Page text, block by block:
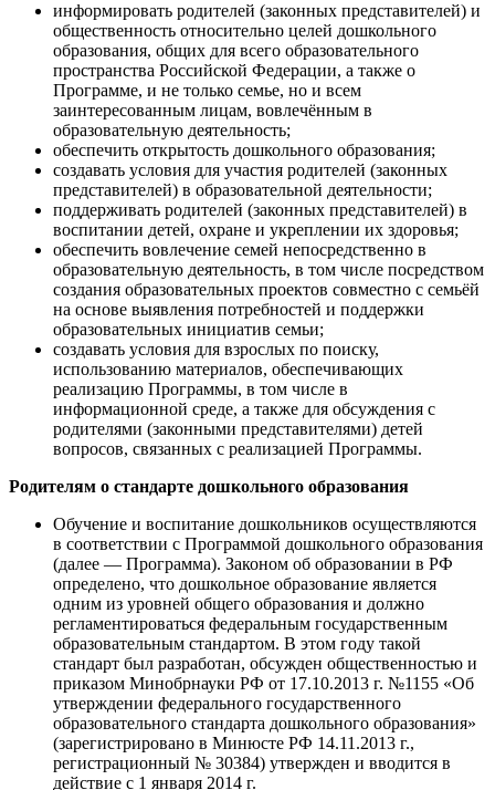
информировать родителей (законных представителей) и
общественность относительно целей дошкольного
образования, общих для всего образовательного
пространства Российской Федерации, а также о
Программе, и не только семье, но и всем
заинтересованным лицам, вовлечённым в
образовательную деятельность;
обеспечить открытость дошкольного образования;
создавать условия для участия родителей (законных
представителей) в образовательной деятельности;
поддерживать родителей (законных представителей) в
воспитании детей, охране и укреплении их здоровья;
обеспечить вовлечение семей непосредственно в
образовательную деятельность, в том числе посредством
создания образовательных проектов совместно с семьёй
на основе выявления потребностей и поддержки
образовательных инициатив семьи;
создавать условия для взрослых по поиску,
использованию материалов, обеспечивающих
реализацию Программы, в том числе в
информационной среде, а также для обсуждения с
родителями (законными представителями) детей
вопросов, связанных с реализацией Программы.
Родителям о стандарте дошкольного образования
Обучение и воспитание дошкольников осуществляются
в соответствии с Программой дошкольного образования
(далее — Программа). Законом об образовании в РФ
определено, что дошкольное образование является
одним из уровней общего образования и должно
регламентироваться федеральным государственным
образовательным стандартом. В этом году такой
стандарт был разработан, обсужден общественностью и
приказом Минобрнауки РФ от 17.10.2013 г. №1155 «Об
утверждении федерального государственного
образовательного стандарта дошкольного образования»
(зарегистрировано в Минюсте РФ 14.11.2013 г.,
регистрационный № 30384) утвержден и вводится в
действие с 1 января 2014 г.